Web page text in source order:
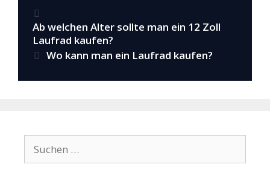
Ab welchen Alter sollte man ein 12 Zoll
Laufrad kaufen?
Wo kann man ein Laufrad kaufen?
nach: